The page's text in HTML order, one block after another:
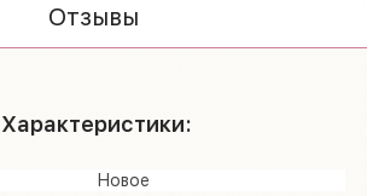
Отзывы
Характеристики:
Новое